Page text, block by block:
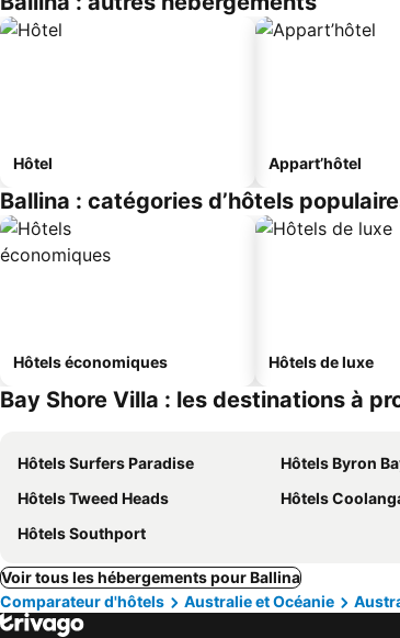
Hôtel Appart’hôtel
Ballina : catégories d’hôtels
Hôtels économiques Hôtels de luxe
Bay Shore Villa : les destinations à
Hôtels Surfers Paradise Hôtels Byron
Hôtels Tweed Heads
Hôtels
Hôtels Southport
Voir tous les hébergements pour Ballina
Comparateur d'hôtels
Australie et Océanie